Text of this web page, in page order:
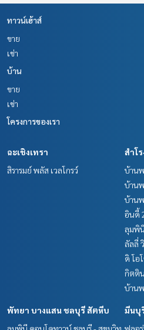
ทาวน์เฮ้าส์
ขาย
เช่า
บ้าน
ขาย
เช่า
โครงการของเรา
ฉะเชิงเทรา
สิรารมย์ พลัส เวลโกรว์
สำโ
บ้าน
บ้าน
บ้าน
อินดี้
ลุมพิ
ลัลลี่
ดิ โอ
กิตติ
บ้านพ
พัทยา บางแสน ชลบุรี สัตหีบ
มีนบุ